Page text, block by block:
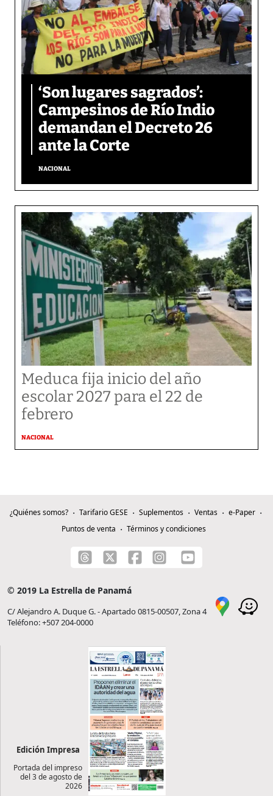
‘Son lugares sagrados’:
Campesinos de Río Indio
demandan el Decreto 26
ante la Corte
NACIONAL
Meduca fija inicio del año
escolar 2027 para el 22 de
febrero
NACIONAL
¿Quiénes somos? Tarifario GESE Suplementos Ventas
e-Paper
Puntos de venta
Términos y condiciones
© 2019 La Estrella de Panamá
C/ Alejandro A. Duque G. - Apartado 0815-00507, Zona 4
Teléfono: +507 204-0000
Edición Impresa
Portada del impreso
del 3 de agosto de
2026